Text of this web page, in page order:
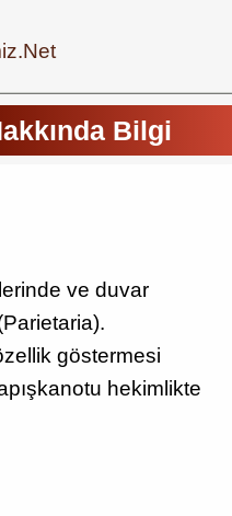
Bilgi
ve duvar
göstermesi
hekimlikte